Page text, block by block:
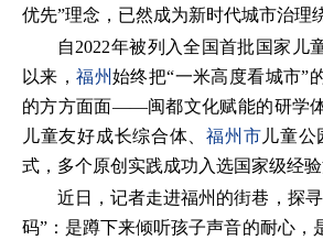
优先”理念，已然成为新时代城市治理
自2022年被列入全国首批国家儿
以来，福州始终把“一米高度看城市”
的方方面面——闽都文化赋能的研学
儿童友好成长综合体、福州市 儿童公
式，多个原创实践成功入选国家级经验
近日，记者走进福州的街巷，探
码”：是蹲下来倾听孩子声音的耐心，